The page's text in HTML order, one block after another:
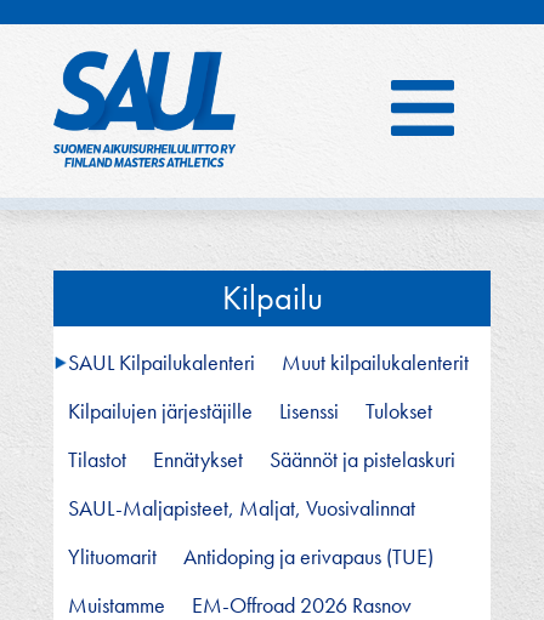
Kilpailu
SAUL Kilpailukalenteri
Muut kilpailukalenterit
Kilpailujen järjestäjille
Lisenssi
Tulokset
Tilastot
Ennätykset
Säännöt ja pistelaskuri
SAUL-Maljapisteet, Maljat, Vuosivalinnat
Ylituomarit
Antidoping ja erivapaus (TUE)
Muistamme
EM-Offroad 2026 Rasnov